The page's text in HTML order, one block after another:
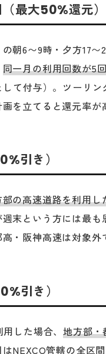
最大50%還元）
朝6〜9時・夕方17
同一月の利用回数が5
して付与）。ツーリ
を立てると還元率が
引き）
の高速道路を利用し
末という方には最
・阪神高速は対象外
引き）
用した場合、地方部・
NEXCO管轄の全区